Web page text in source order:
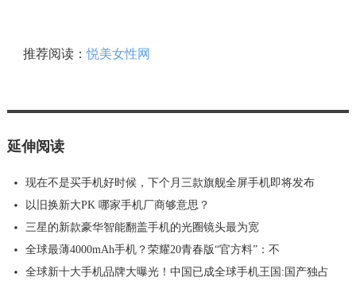
推荐阅读：悦美女性网
延伸阅读
现在不是买手机好时候，下个月三款旗舰全屏手机即将发布
以旧换新大PK 哪家手机厂商够意思？
三星的新款豪华智能翻盖手机的光圈镜头最为宽
全球最薄4000mAh手机？荣耀20青春版“官方料”：不
全球新十大手机品牌大曝光！中国已成全球手机王国:国产独占